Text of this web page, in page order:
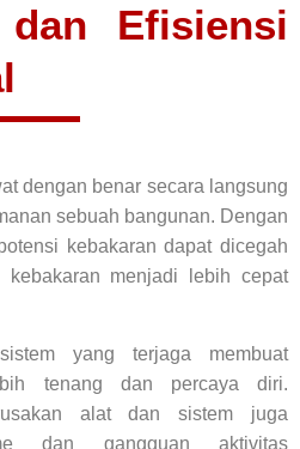
dan Efisiensi
dengan benar secara langsung
sebuah bangunan. Dengan
kebakaran dapat dicegah
kebakaran menjadi lebih cepat
yang terjaga membuat
tenang dan percaya diri.
alat dan sistem juga
dan gangguan aktivitas